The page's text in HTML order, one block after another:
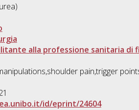
alla professione sanitaria di
pain,trigger
id/eprint/24604